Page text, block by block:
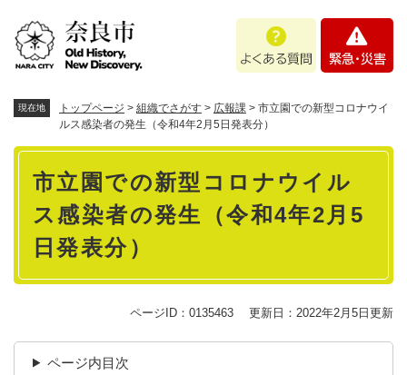
あ
問
・
現在地 トップページ > 組織でさがす > 広報課 > 市立園での新型コロナウイ
ルス感染者の発生（令和4年2月5日発表分）
本
市立園での新型コロナウイル
ス感染者の発生（令和4年2月5
日発表分）
ページID：0135463 更新日：2022年2月5日更新
ページ内目次